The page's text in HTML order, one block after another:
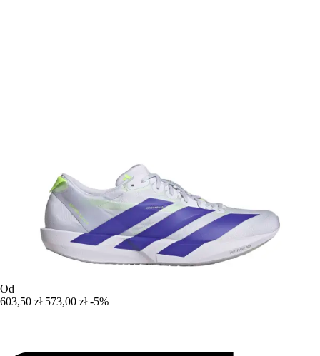
Od
603,50 zł 573,00 zł -5%